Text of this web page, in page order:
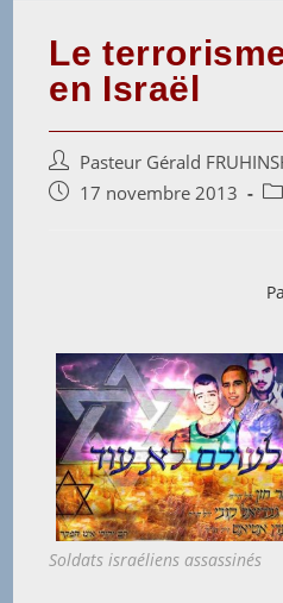
Le
en Israël
Auteur/autrice
de
Pasteur Gérald
Post17 novembre 2013
Soldats israéliens assassinés